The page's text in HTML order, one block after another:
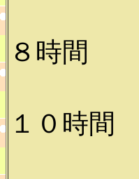
うさぎ
８時間
ねね
１０時間
のこ吉